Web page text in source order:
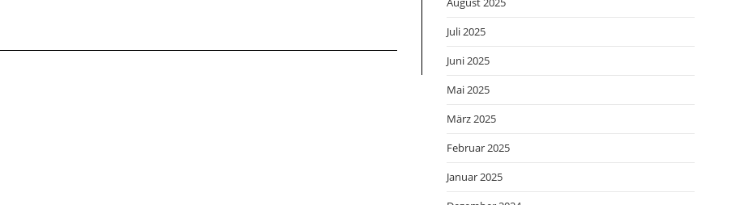
Juli 2025
Juni 2025
Mai 2025
März 2025
Februar 2025
Januar 2025